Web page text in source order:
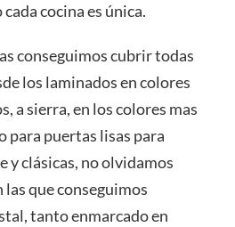
cocina es única.
conseguimos cubrir todas
los laminados en colores
a sierra, en los colores mas
para puertas lisas para
y clásicas, no olvidamos
que conseguimos
tanto enmarcado en